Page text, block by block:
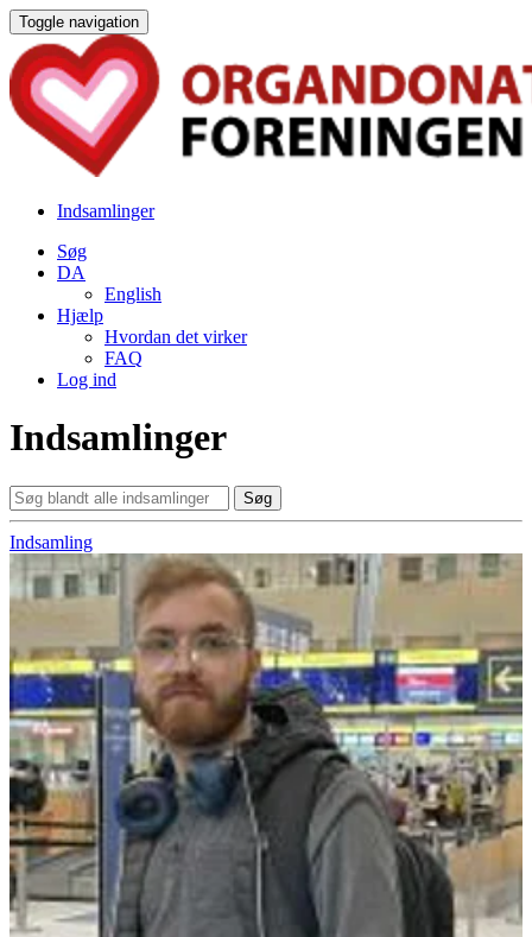
Toggle navigation
Indsamlinger
Søg
DA
English
Hjælp
Hvordan det virker
FAQ
Log ind
Indsamlinger
Søg
Indsamling